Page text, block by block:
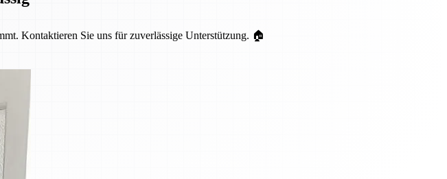
Kontaktieren Sie uns für zuverlässige Unterstützung. 🏠